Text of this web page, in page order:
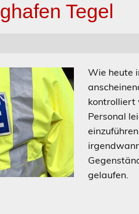
Tegel
Wie heute
kontrolliert
Personal
gelaufen.